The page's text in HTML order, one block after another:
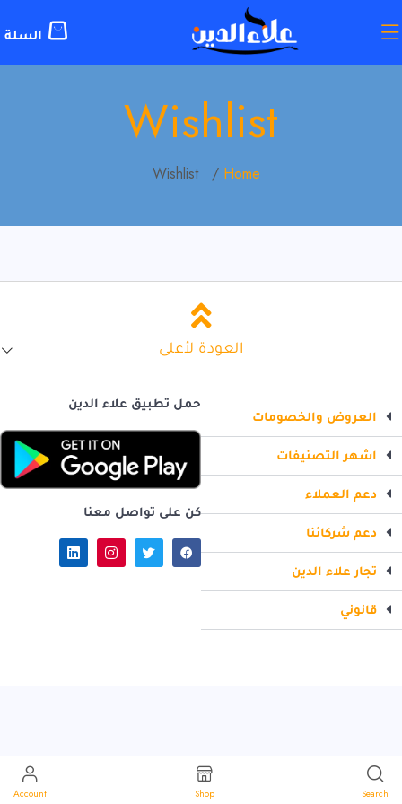
Wishlist
Home
Wishlist
العودة لأعلى
العروض والخصومات
اشهر التصنيفات
دعم العملاء
دعم شركائنا
تجار علاء الدين
قانوني
حمل تطبيق علاء الدين
كن على تواصل معنا
Search
Shop
Account